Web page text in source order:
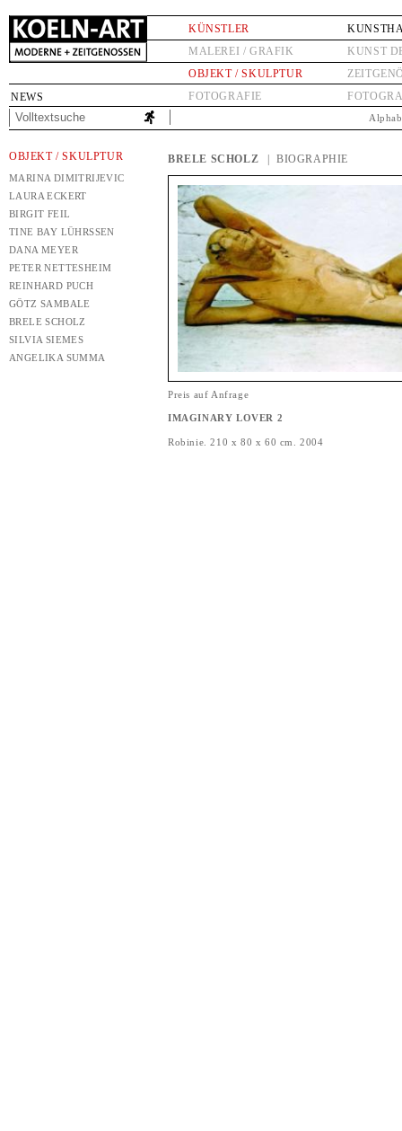
NEWS
KÜNSTLER
MALEREI / GRAFIK
OBJEKT / SKULPTUR
FOTOGRAFIE
KUNST
OBJEKT / SKULPTUR
MARINA DIMITRIJEVIC
LAURA ECKERT
BIRGIT FEIL
TINE BAY LÜHRSSEN
DANA MEYER
PETER NETTESHEIM
REINHARD PUCH
GÖTZ SAMBALE
BRELE SCHOLZ
SILVIA SIEMES
ANGELIKA SUMMA
BRELE SCHOLZ | BIOGRAPHIE
Preis auf Anfrage
IMAGINARY LOVER 2
Robinie. 210 x 80 x 60 cm. 2004